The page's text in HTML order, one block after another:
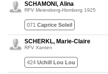
SCHAMONI, Alina
RFV Meiersberg-Homberg 1925
071 Caprice Soleil
SCHERKL, Marie-Claire
RFV Xanten
424 Uchill Lou Lou